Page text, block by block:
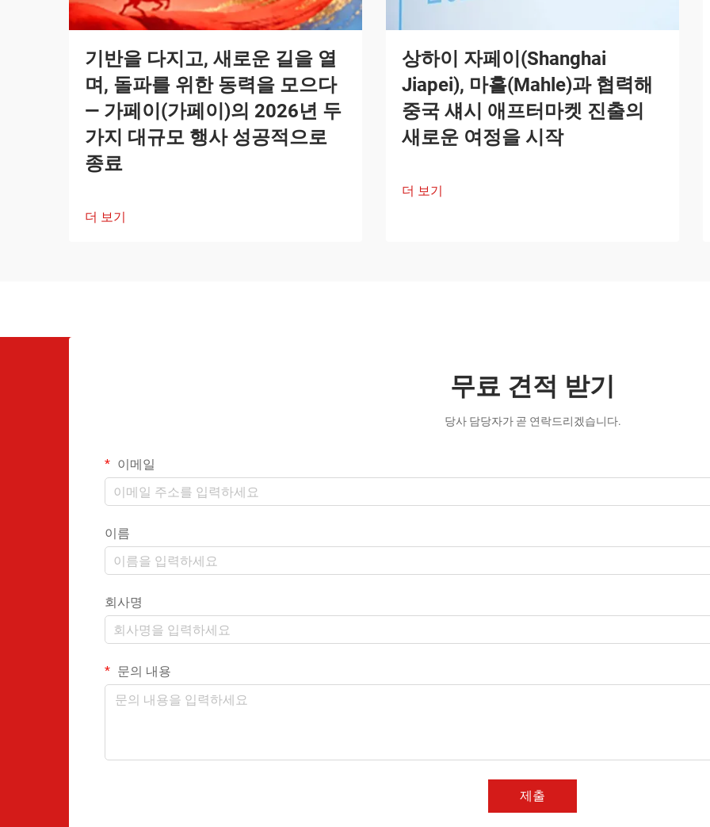
기반을 다지고, 새로운 길을 열
며, 돌파를 위한 동력을 모으다
— 가페이(가페이)의 2026년 두
가지 대규모 행사 성공적으로
종료
더 보기
상하이 자페이(Shanghai
Jiapei), 마흘(Mahle)과 협력해
중국 섀시 애프터마켓 진출의
새로운 여정을 시작
더 보기
무료 견적 받기
당사 담당자가 곧 연락드리겠습니다.
이메일
이름
회사명
문의 내용
제출